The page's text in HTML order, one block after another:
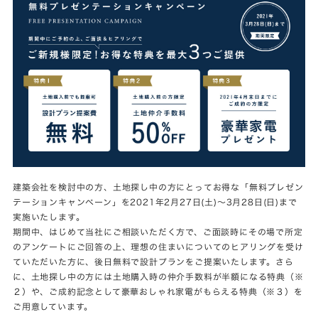
建築会社を検討中の方、土地探し中の方にとってお得な「無料プレゼン
テーションキャンペーン」を2021年2月27日(土)〜3月28日(日)まで
実施いたします。
期間中、はじめて当社にご相談いただく方で、ご面談時にその場で所定
のアンケートにご回答の上、理想の住まいについてのヒアリングを受け
ていただいた方に、後日無料で設計プランをご提案いたします。さら
に、土地探し中の方には土地購入時の仲介手数料が半額になる特典（※
２）や、ご成約記念として豪華おしゃれ家電がもらえる特典（※３）を
ご用意しています。